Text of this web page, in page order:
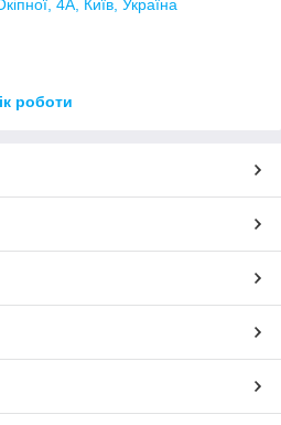
4А, Київ, Україна
роботи